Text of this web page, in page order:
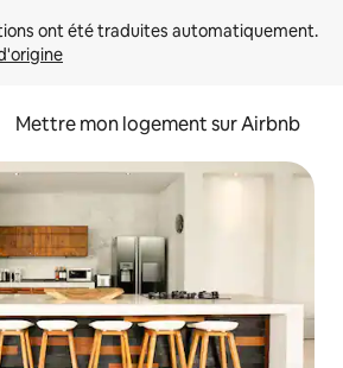
Mettre mon logement sur Airbnb